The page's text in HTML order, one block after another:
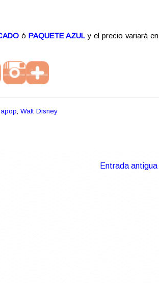
óPAQUETE AZUL y el precio variará en
Walt Disney
Entrada antigua